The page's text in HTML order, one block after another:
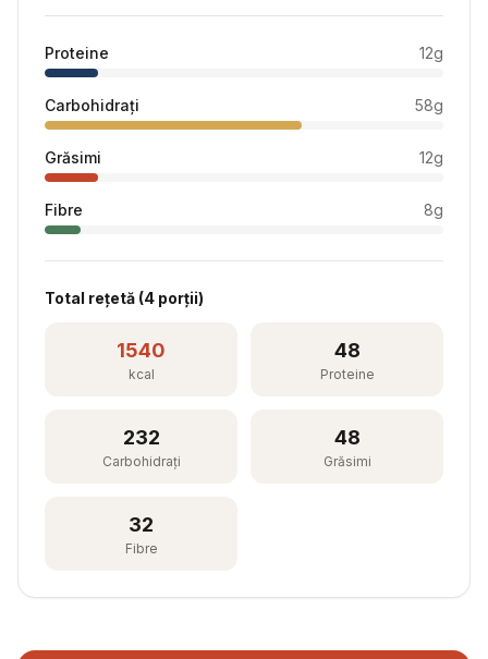
Proteine 12g
Carbohidrați 58g
Grăsimi 12g
Fibre 8g
Total rețetă (4 porții)
1540
kcal
48
Proteine
232
Carbohidrați
48
Grăsimi
32
Fibre